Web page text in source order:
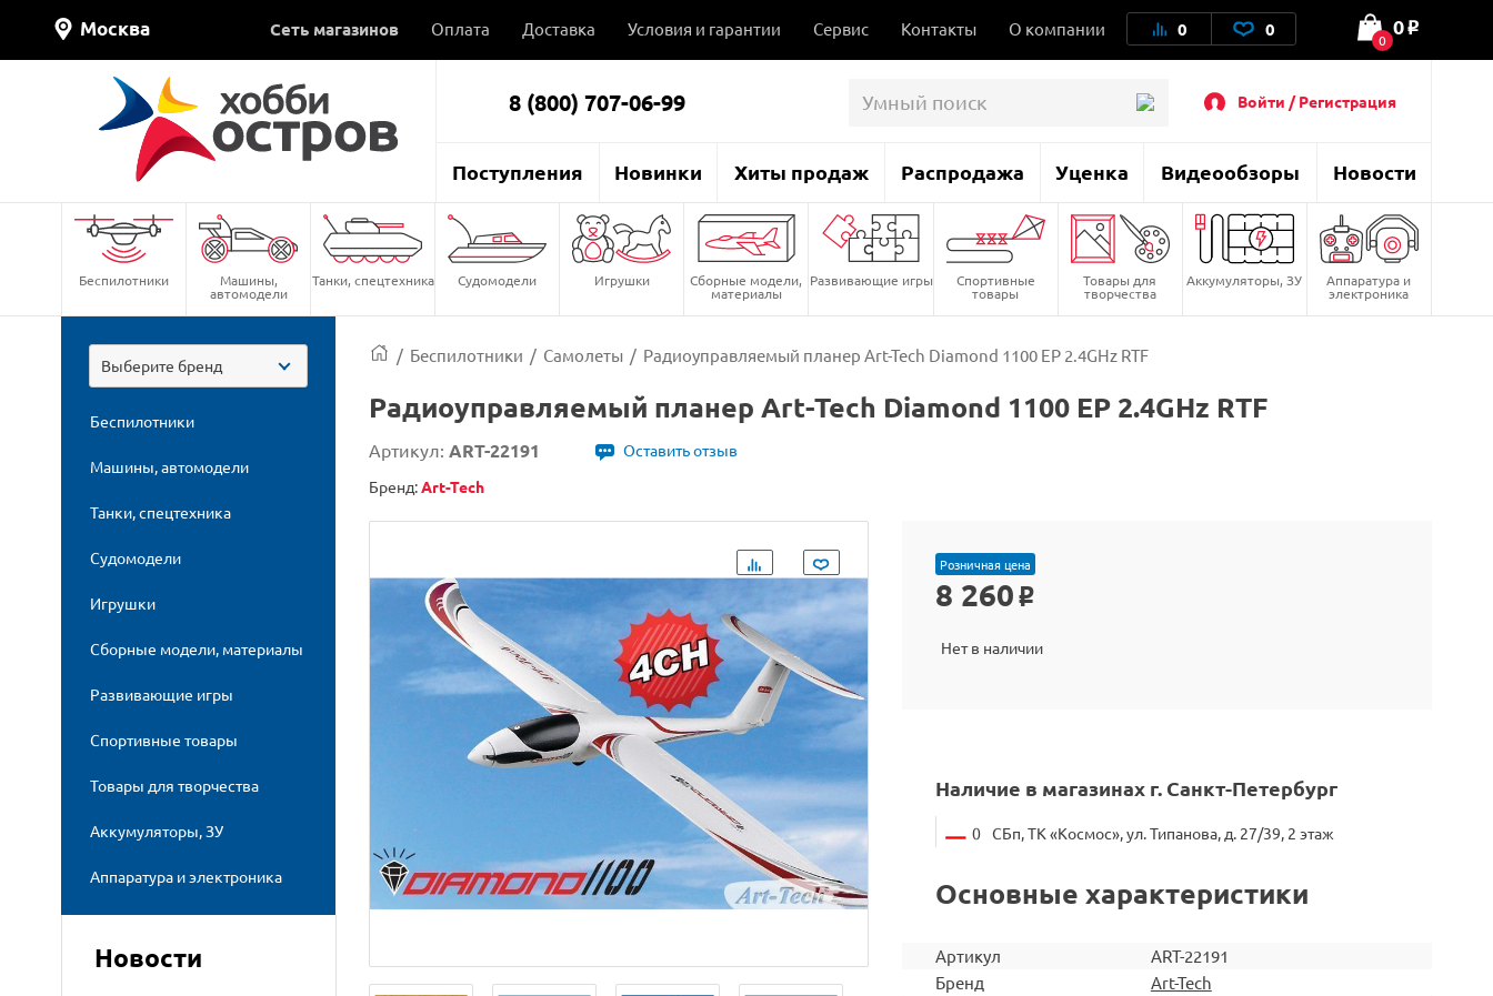
Москва Сеть магазинов Оплата Доставка Условия и гарантии Сервис Контакты О компании 0 0 0
0 o
8 (800) 707-06-99 Войти / Регистрация
Поступления Новинки Хиты продаж Распродажа Уценка Видеообзоры Новости
Беспилотники Машины,
автомодели
Танки, спецтехника Судомодели Игрушки Сборные модели,
материалы
Развивающие игры Спортивные
товары
Товары для
творчества
Аккумуляторы, ЗУ Аппаратура и
электроника
Выберите бренд
Беспилотники
Машины, автомодели
Танки, спецтехника
Судомодели
Игрушки
Сборные модели, материалы
Развивающие игры
Спортивные товары
Товары для творчества
Аккумуляторы, ЗУ
Аппаратура и электроника
Новости
/ Беспилотники / Самолеты / Радиоуправляемый планер Art-Tech Diamond 1100 EP 2.4GHz RTF
Радиоуправляемый планер Art-Tech Diamond 1100 EP 2.4GHz RTF
Артикул: ART-22191
Оставить отзыв
Бренд:Art-Tech
Розничная цена
8 260 o
Нет в наличии
Наличие в магазинах г. Санкт-Петербург
0 СБп, ТК «Космос», ул. Типанова, д. 27/39, 2 этаж
Основные характеристики
Артикул
ART-22191
Бренд
Art-Tech